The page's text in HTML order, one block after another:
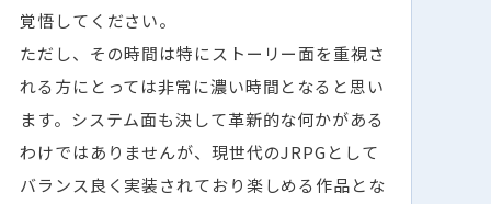
覚悟してください。
ただし、その時間は特にストーリー面を重視さ
れる方にとっては非常に濃い時間となると思い
ます。システム面も決して革新的な何かがある
わけではありませんが、現世代のJRPGとして
バランス良く実装されており楽しめる作品とな